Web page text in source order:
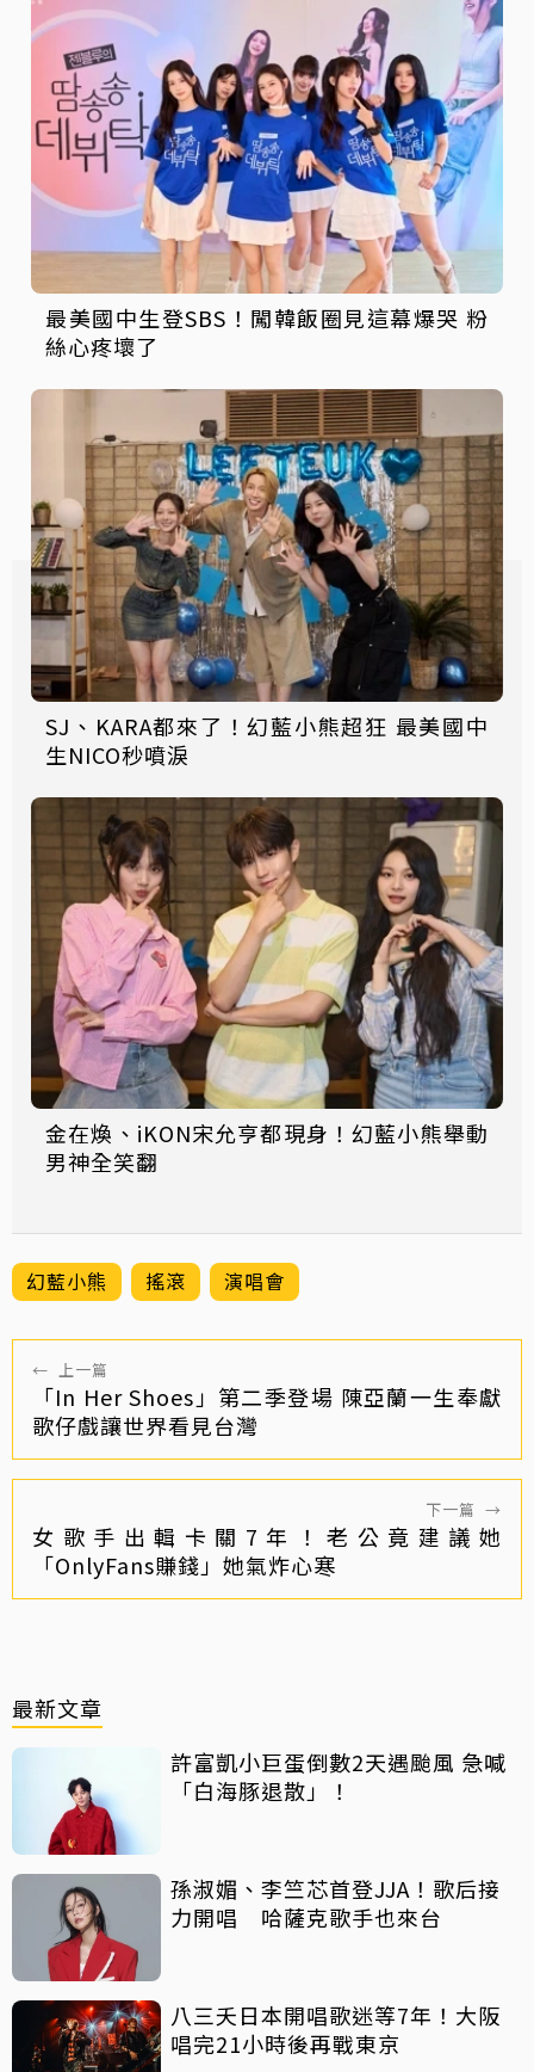
最美國中生登SBS！闖韓飯圈見這幕爆哭 粉
絲心疼壞了
SJ、KARA都來了！幻藍小熊超狂 最美國中
生NICO秒噴淚
金在煥、iKON宋允亨都現身！幻藍小熊舉動
男神全笑翻
幻藍小熊 搖滾 演唱會
← 上一篇
「In Her Shoes」第二季登場 陳亞蘭一生奉獻
歌仔戲讓世界看見台灣
下一篇 →
女歌手出輯卡關7年！老公竟建議她
「OnlyFans賺錢」她氣炸心寒
最新文章
許富凱小巨蛋倒數2天遇颱風 急喊
「白海豚退散」！
孫淑媚、李竺芯首登JJA！歌后接
力開唱 哈薩克歌手也來台
八三夭日本開唱歌迷等7年！大阪
唱完21小時後再戰東京